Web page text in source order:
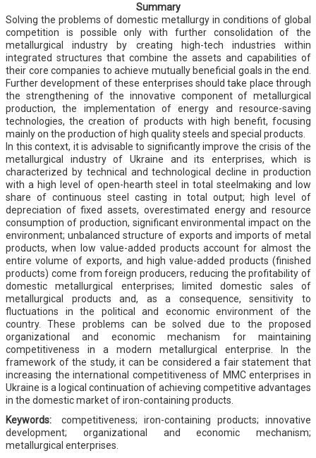
Summary
Solving the problems of domestic metallurgy in conditions of global
competition is possible only with further consolidation of the
metallurgical industry by creating high-tech industries within
integrated structures that combine the assets and capabilities of
their core companies to achieve mutually beneficial goals in the end.
Further development of these enterprises should take place through
the strengthening of the innovative component of metallurgical
production, the implementation of energy and resource-saving
technologies, the creation of products with high benefit, focusing
mainly on the production of high quality steels and special products.
In this context, it is advisable to significantly improve the crisis of the
metallurgical industry of Ukraine and its enterprises, which is
characterized by technical and technological decline in production
with a high level of open-hearth steel in total steelmaking and low
share of continuous steel casting in total output; high level of
depreciation of fixed assets, overestimated energy and resource
consumption of production, significant environmental impact on the
environment; unbalanced structure of exports and imports of metal
products, when low value-added products account for almost the
entire volume of exports, and high value-added products (finished
products) come from foreign producers, reducing the profitability of
domestic metallurgical enterprises; limited domestic sales of
metallurgical products and, as a consequence, sensitivity to
fluctuations in the political and economic environment of the
country. These problems can be solved due to the proposed
organizational and economic mechanism for maintaining
competitiveness in a modern metallurgical enterprise. In the
framework of the study, it can be considered a fair statement that
increasing the international competitiveness of MMC enterprises in
Ukraine is a logical continuation of achieving competitive advantages
in the domestic market of iron-containing products.
Keywords:
competitiveness; iron-containing products; innovative
development; organizational and economic mechanism;
metallurgical enterprises.